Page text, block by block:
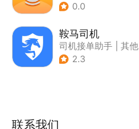
0.0
鞍马司机
司机接单助手
其他
2.3
联系我们